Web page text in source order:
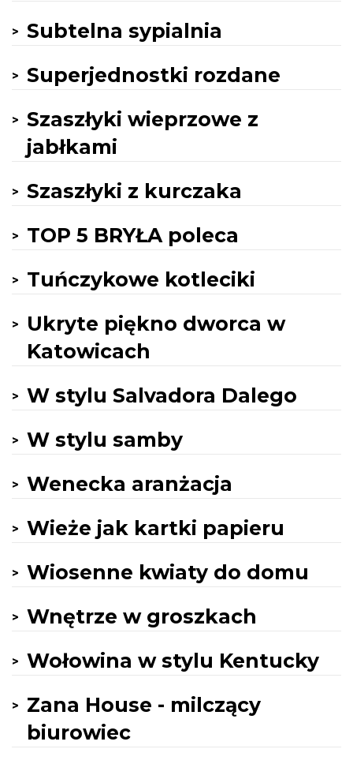
Subtelna sypialnia
Superjednostki rozdane
Szaszłyki wieprzowe z
jabłkami
Szaszłyki z kurczaka
TOP 5 BRYŁA poleca
Tuńczykowe kotleciki
Ukryte piękno dworca w
Katowicach
W stylu Salvadora Dalego
W stylu samby
Wenecka aranżacja
Wieże jak kartki papieru
Wiosenne kwiaty do domu
Wnętrze w groszkach
Wołowina w stylu Kentucky
Zana House - milczący
biurowiec